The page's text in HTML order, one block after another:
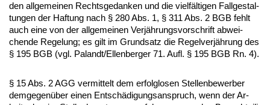
den all­ge­mei­nen Rechts­ge­dan­ken und die vielfälti­gen Fall­ge­stal­
tun­gen der Haf­tung nach § 280 Abs. 1, § 311 Abs. 2 BGB fehlt
auch ei­ne von der all­ge­mei­nen Verjährungs­vor­schrift ab­wei­
chen­de Re­ge­lung; es gilt im Grund­satz die Re­gel­verjährung des
§ 195 BGB (vgl. Pa­landt/El­len­ber­ger 71. Aufl. § 195 BGB Rn. 4).
§ 15 Abs. 2 AGG ver­mit­telt dem er­folg­lo­sen Stel­len­be­wer­ber
dem­ge­genüber ei­nen Entschädi­gungs­an­spruch, wenn der Ar­